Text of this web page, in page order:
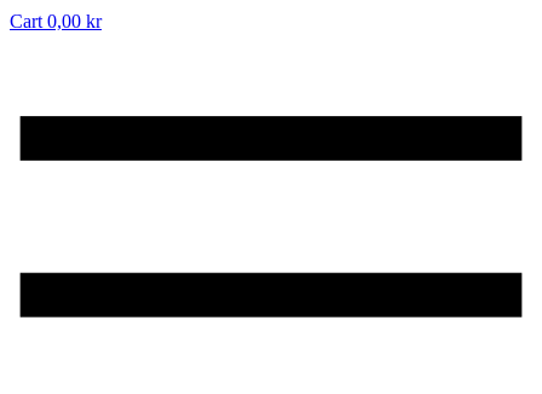
Cart 0,00 kr